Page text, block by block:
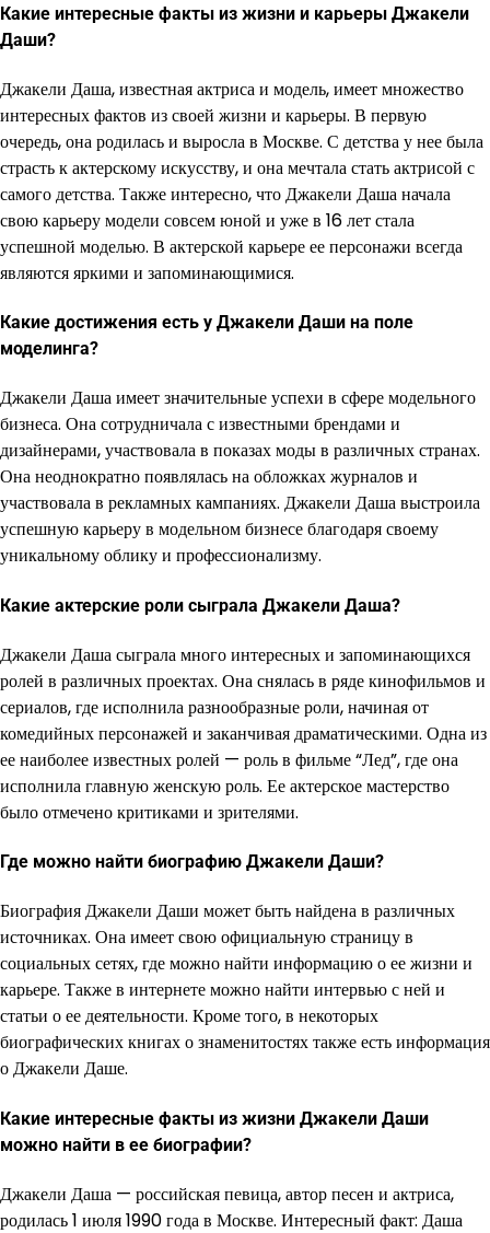
Какие интересные факты из жизни и карьеры Джакели
Даши?
Джакели Даша, известная актриса и модель, имеет множество
интересных фактов из своей жизни и карьеры. В первую
очередь, она родилась и выросла в Москве. С детства у нее была
страсть к актерскому искусству, и она мечтала стать актрисой с
самого детства. Также интересно, что Джакели Даша начала
свою карьеру модели совсем юной и уже в 16 лет стала
успешной моделью. В актерской карьере ее персонажи всегда
являются яркими и запоминающимися.
Какие достижения есть у Джакели Даши на поле
моделинга?
Джакели Даша имеет значительные успехи в сфере модельного
бизнеса. Она сотрудничала с известными брендами и
дизайнерами, участвовала в показах моды в различных странах.
Она неоднократно появлялась на обложках журналов и
участвовала в рекламных кампаниях. Джакели Даша выстроила
успешную карьеру в модельном бизнесе благодаря своему
уникальному облику и профессионализму.
Какие актерские роли сыграла Джакели Даша?
Джакели Даша сыграла много интересных и запоминающихся
ролей в различных проектах. Она снялась в ряде кинофильмов и
сериалов, где исполнила разнообразные роли, начиная от
комедийных персонажей и заканчивая драматическими. Одна из
ее наиболее известных ролей — роль в фильме “Лед”, где она
исполнила главную женскую роль. Ее актерское мастерство
было отмечено критиками и зрителями.
Где можно найти биографию Джакели Даши?
Биография Джакели Даши может быть найдена в различных
источниках. Она имеет свою официальную страницу в
социальных сетях, где можно найти информацию о ее жизни и
карьере. Также в интернете можно найти интервью с ней и
статьи о ее деятельности. Кроме того, в некоторых
биографических книгах о знаменитостях также есть информация
о Джакели Даше.
Какие интересные факты из жизни Джакели Даши
можно найти в ее биографии?
Джакели Даша — российская певица, автор песен и актриса,
родилась 1 июля 1990 года в Москве. Интересный факт: Даша